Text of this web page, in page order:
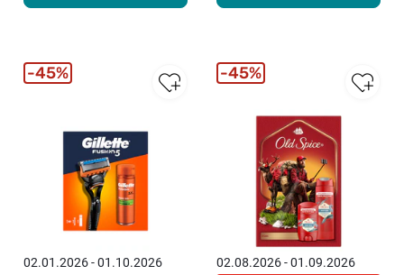
02.01.2026 - 01.10.2026
45%
02.08.2026 - 01.09.2026
45%